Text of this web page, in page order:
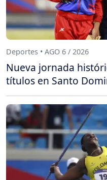
Deportes • AGO 6 / 2026
Nueva jornada
títulos en Santo